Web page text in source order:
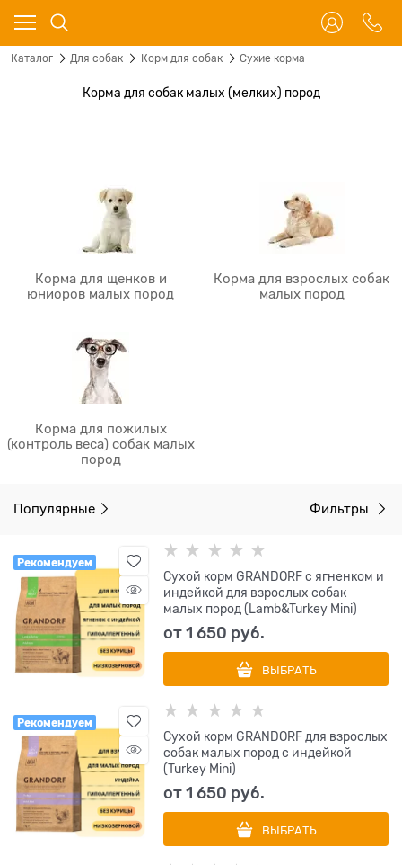
Каталог Для собак Корм для собак Сухие корма
Корма для собак малых (мелких) пород
Корма для щенков и
юниоров малых пород
Корма для взрослых собак
малых пород
Корма для пожилых
(контроль веса) собак малых
пород
Популярные Фильтры
Рекомендуем
Сухой корм GRANDORF с ягненком и
индейкой для взрослых собак
малых пород (Lamb&Turkey Mini)
от1 650 руб.
ВЫБРАТЬ
Рекомендуем
Сухой корм GRANDORF для взрослых
собак малых пород с индейкой
(Turkey Mini)
от1 650 руб.
ВЫБРАТЬ